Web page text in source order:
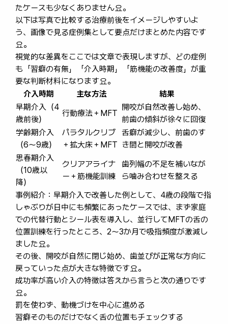
たケースも少なくありません요。
以下は写真で比較する治療前後をイメージしやすいよ
う、画像で見る症例集として要点だけまとめた内容です
요。
視覚的な差異をここでは文章で表現しますが、どの症例
も「習癖の有無」「介入時期」「筋機能の改善度」が重
要な判断材料になります요。
介入時期
主な方法
結果
早期介入（4
歳前後）
行動療法＋MFT
開咬が自然改善し始め、
前歯の傾斜が徐々に回復
学齢期介入
（6〜9歳）
パラタルクリブ
＋拡大床＋MFT
舌癖が減少し、前歯のす
き間と開咬が改善
思春期介入
（10歳以
降）
クリアアライナ
ー＋筋機能訓練
歯列幅の不足を補いなが
ら噛み合わせを整える
事例紹介：早期介入で改善した例として、4歳の段階で指
しゃぶりが日中にも頻繁にあったケースでは、まず家庭
での代替行動とシール表を導入し、並行してMFTの舌の
位置訓練を行ったところ、2〜3か月で吸指頻度が激減し
ました요。
その後、開咬が自然に閉じ始め、歯並びが正常な方向に
戻っていった点が大きな特徴です요。
成功率が高い介入の特徴は答えから言うと次の通りです
요。
罰を使わず、動機づけを中心に進める
習癖そのものだけでなく舌の位置もチェックする